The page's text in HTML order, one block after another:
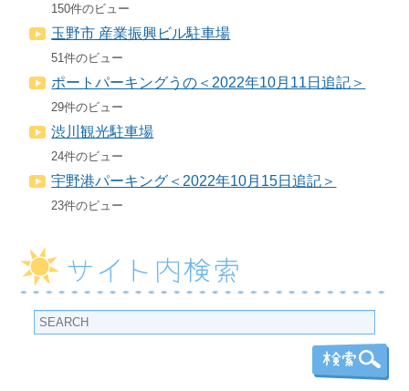
150件のビュー
玉野市 産業振興ビル駐車場
51件のビュー
ポートパーキングうの＜2022年10月11日追記＞
29件のビュー
渋川観光駐車場
24件のビュー
宇野港パーキング＜2022年10月15日追記＞
23件のビュー
サイト内検索